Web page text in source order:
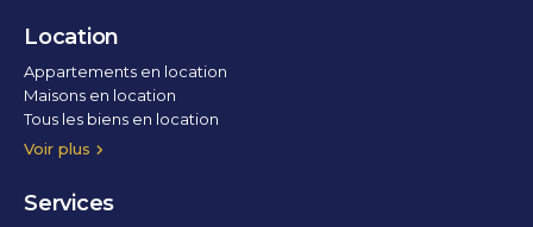
Location
Voir plus
Appartements en location
Maisons en location
Tous les biens en location
Services